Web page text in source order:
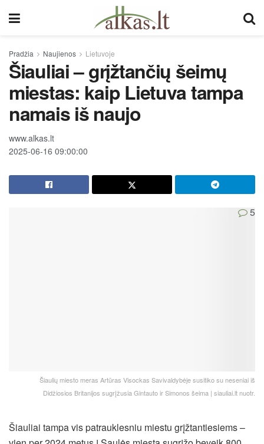
Pradžia Naujienos Lietuvoje
Šiauliai – grįžtančių šeimų
miestas: kaip Lietuva tampa
namais iš naujo
www.alkas.lt
2025-06-16 09:00:00
5
Šiaulių miesto meras Artūras Visockas Savivaldybėje susitiko su neseniai iš
Didžiosios Britanijos sugrįžusia Gintauto ir Simonos šeima | siauliai.lt nuotr.
Šiauliai tampa vis patrauklesniu miestu grįžtantiesiems –